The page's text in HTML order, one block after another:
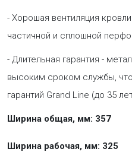
- Хорошая вентиляция
частичной и сплошной
- Длительная гарантия -
высоким сроком службы,
гарантий Grand Line (до 35
Ширина общая, мм: 357
Ширина рабочая, мм: 325